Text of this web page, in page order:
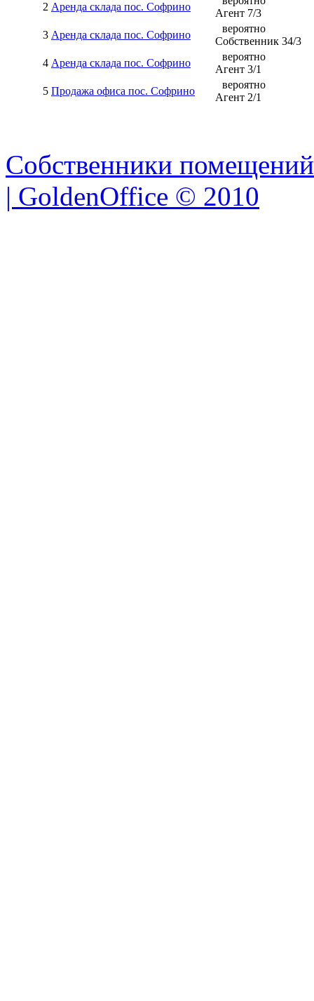
2 Аренда склада пос. Софрино
Агент 7/3
3 Аренда склада пос. Софрино
вероятно
Собственник 34/3
4 Аренда склада пос. Софрино
вероятно
Агент 3/1
5 Продажа офиса пос. Софрино
вероятно
Агент 2/1
Собственники
| GoldenOffice © 2010